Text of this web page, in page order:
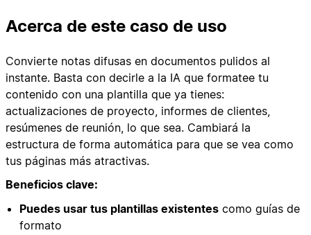
Acerca de este caso de uso
Convierte notas difusas en documentos pulidos al
instante. Basta con decirle a la IA que formatee tu
contenido con una plantilla que ya tienes:
actualizaciones de proyecto, informes de clientes,
resúmenes de reunión, lo que sea. Cambiará la
estructura de forma automática para que se vea como
tus páginas más atractivas.
Beneficios clave:
Puedes usar tus plantillas existentes como guías de
formato